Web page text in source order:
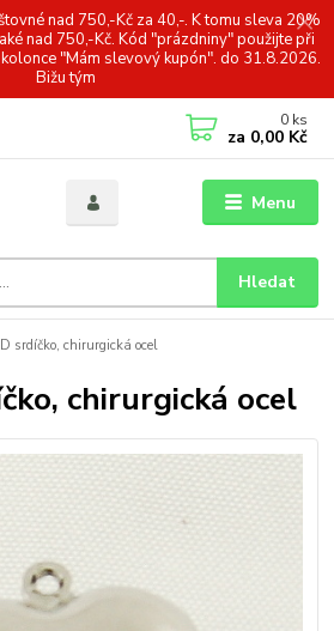
nad 750,-Kč za 40,-. K tomu sleva 20%
nad 750,-Kč. Kód "prázdniny" použijte při
"Mám slevový kupón". do 31.8.2026.
Bižu tým
Menu
Hledat
0 ks
za 0,00 Kč
srdíčko, chirurgická ocel
chirurgická ocel